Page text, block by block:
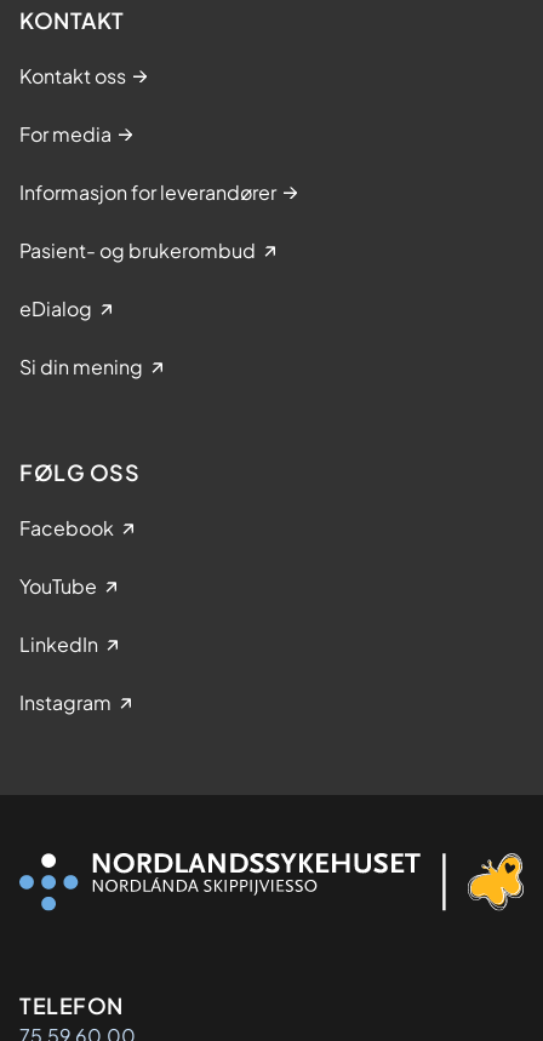
KONTAKT
Kontakt oss
For media
Informasjon for leverandører
Pasient- og brukerombud
eDialog
Si din mening
FØLG OSS
Facebook
YouTube
LinkedIn
Instagram
Kontaktinformasjon
TELEFON
75 59 60 00